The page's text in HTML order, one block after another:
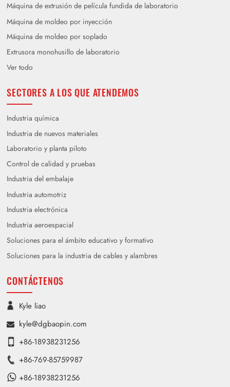
Máquina de extrusión de película fundida de laboratorio
Máquina de moldeo por inyección
Máquina de moldeo por soplado
Extrusora monohusillo de laboratorio
Ver todo
SECTORES A LOS QUE ATENDEMOS
Industria química
Industria de nuevos materiales
Laboratorio y planta piloto
Control de calidad y pruebas
Industria del embalaje
Industria automotriz
Industria electrónica
Industria aeroespacial
Soluciones para el ámbito educativo y formativo
Soluciones para la industria de cables y alambres
CONTÁCTENOS
Kyle liao
kyle@dgbaopin.com
+86-18938231256
+86-769-85759987
+86-18938231256